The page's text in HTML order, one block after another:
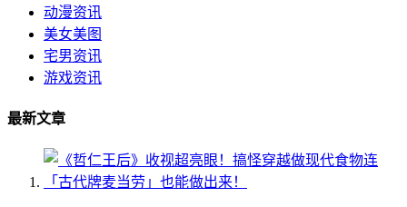
动漫资讯
美女美图
宅男资讯
游戏资讯
最新文章